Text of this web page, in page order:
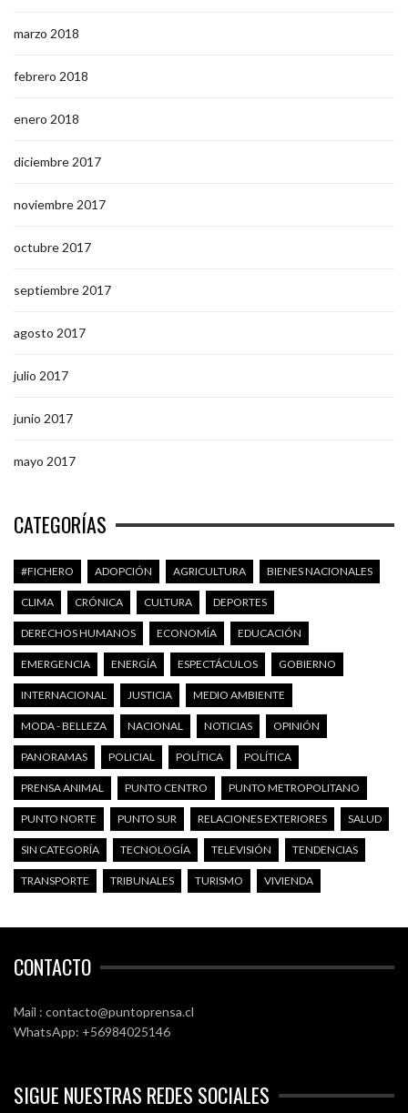
marzo 2018
febrero 2018
enero 2018
diciembre 2017
noviembre 2017
octubre 2017
septiembre 2017
agosto 2017
julio 2017
junio 2017
mayo 2017
CATEGORÍAS
#FICHERO ADOPCIÓN AGRICULTURA BIENES NACIONALES
CLIMA CRÓNICA CULTURA DEPORTES
DERECHOS HUMANOS ECONOMÍA EDUCACIÓN
EMERGENCIA ENERGÍA ESPECTÁCULOS GOBIERNO
INTERNACIONAL JUSTICIA MEDIO AMBIENTE
MODA - BELLEZA NACIONAL NOTICIAS OPINIÓN
PANORAMAS POLICIAL POLÍTICA POLÍTICA
PRENSA ANIMAL PUNTO CENTRO PUNTO METROPOLITANO
PUNTO NORTE PUNTO SUR RELACIONES EXTERIORES SALUD
SIN CATEGORÍA TECNOLOGÍA TELEVISIÓN TENDENCIAS
TRANSPORTE TRIBUNALES TURISMO VIVIENDA
CONTACTO
Mail : contacto@puntoprensa.cl
WhatsApp: +56984025146
SIGUE NUESTRAS REDES SOCIALES